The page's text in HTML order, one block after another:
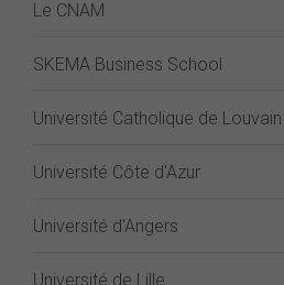
Le CNAM
SKEMA Business School
Université Catholique de Louvain
Université Côte d'Azur
Université d'Angers
Université de Lille